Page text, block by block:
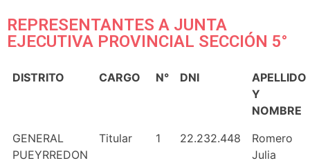
REPRESENTANTES A JUNTA
EJECUTIVA PROVINCIAL SECCIÓN 5°
DISTRITO CARGO N° DNI
APELLIDO
Y
NOMBRE
GENERAL
PUEYRREDON
Titular 1 22.232.448
Romero
Julia